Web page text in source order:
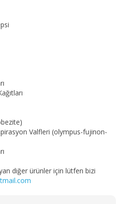
Valfleri (olympus-fujinon-
diğer ürünler için lütfen bizi